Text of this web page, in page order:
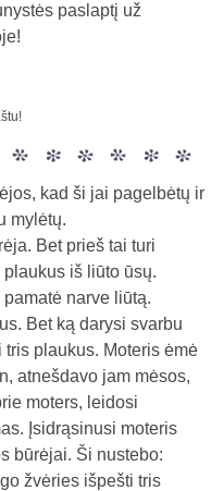
paslaptį už
kad ši jai pagelbėtų ir
mylėtų.
Bet prieš tai turi
iš liūto ūsų.
narve liūtą.
Bet ką darysi svarbu
plaukus. Moteris ėmė
atnešdavo jam mėsos,
moters, leidosi
Įsidrąsinusi moteris
būrėjai. Ši nustebo:
žvėries išpešti tris